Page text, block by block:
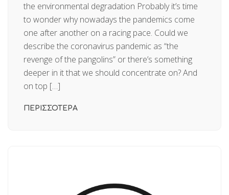
the environmental degradation Probably it’s time
to wonder why nowadays the pandemics come
one after another on a racing pace. Could we
describe the coronavirus pandemic as “the
revenge of the pangolins” or there’s something
deeper in it that we should concentrate on? And
on top […]
ΠΕΡΙΣΣΟΤΕΡΑ